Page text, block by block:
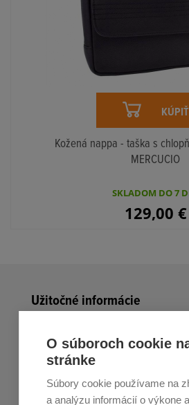
KÚPIŤ
Kožená nappa - taška s
MERCUCIO
SKLADOM DO 7
129,00 €
Užitočné informácie
Nákup v All4Men.sk
Zákaznícky servis
Prihláste sa k odberu
O súboroch cookie
stránke
Súbory cookie používame na
a analýzu informácií o výkone